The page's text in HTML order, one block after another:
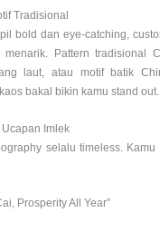
Tradisional
bold dan eye-catching,
Pattern tradisional
laut, atau motif batik
bakal bikin kamu stand out.
Imlek
selalu timeless.
Prosperity All Year”